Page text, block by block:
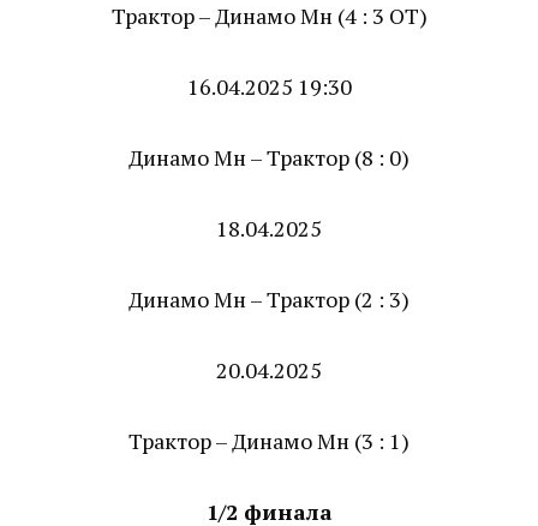
Трактор – Динамо Мн (4 : 3 ОТ)
16.04.2025 19:30
Динамо Мн – Трактор (8 : 0)
18.04.2025
Динамо Мн – Трактор (2 : 3)
20.04.2025
Трактор – Динамо Мн (3 : 1)
1/2 финала